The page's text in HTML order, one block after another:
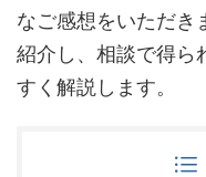
なご感想をいただき
紹介し、相談で得ら
すく解説します。